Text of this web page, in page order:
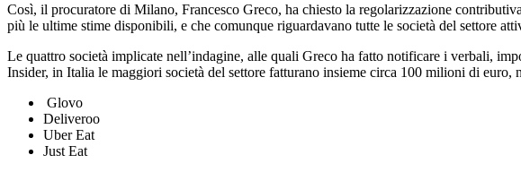
Così, il procuratore di Milano, Francesco Greco, ha chiesto la regolarizzazione
più le ultime stime disponibili, e che comunque riguardavano tutte le società del settore
Le quattro società implicate nell’indagine, alle quali Greco ha fatto notificare i verbali,
Insider, in Italia le maggiori società del settore fatturano insieme circa 100 milioni di
Glovo
Deliveroo
Uber Eat
Just Eat